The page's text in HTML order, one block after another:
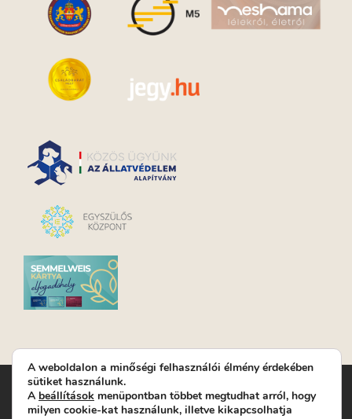
Turay Ida Színház Közhasznú Nonprofit Kft. | Működési
helyszín: Turay Ida Színház 1089 Budapest, Kálvária tér 6. |
A weboldalon a minőségi felhasználói élmény érdekében
sütiket használunk.
A beállítások menüpontban többet megtudhat arról, hogy
milyen cookie-kat használunk, illetve kikapcsolhatja